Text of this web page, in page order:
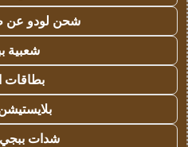
شحن لودو عن
شعبية
بطاقات
شدات